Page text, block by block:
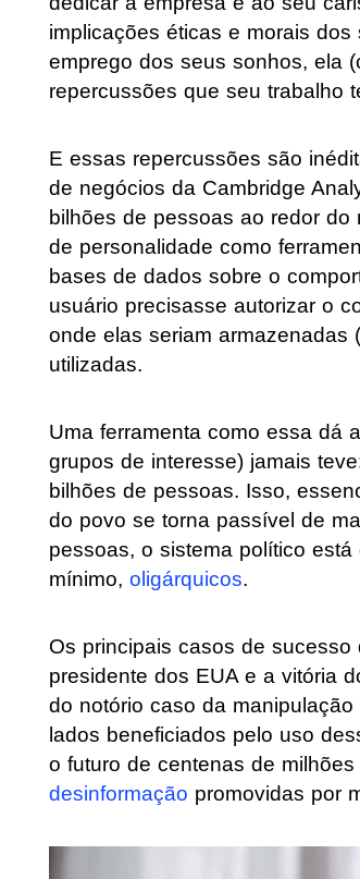
implicações éticas e morais
emprego dos seus sonhos, ela
repercussões que seu trabalho
E essas repercussões são
de negócios da Cambridge
bilhões de pessoas ao redor
de personalidade como
bases de dados sobre o
usuário precisasse autorizar o
onde elas seriam armazenadas
utilizadas.
Uma ferramenta como essa dá
grupos de interesse) jamais
bilhões de pessoas. Isso,
do povo se torna passível de
pessoas, o sistema político
mínimo, oligárquicos.
Os principais casos de
presidente dos EUA e a vitória
do notório caso da
lados beneficiados pelo uso
o futuro de centenas de
desinformação promovidas por